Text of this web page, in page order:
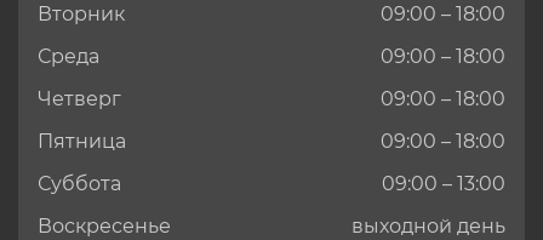
Вторник
09:00 – 18:00
Среда
09:00 – 18:00
Четверг
09:00 – 18:00
Пятница
09:00 – 18:00
Суббота
09:00 – 13:00
Воскресенье
выходной день